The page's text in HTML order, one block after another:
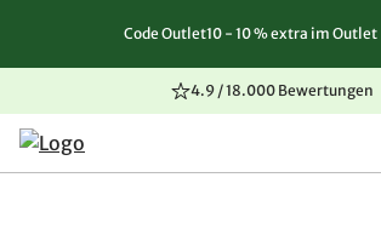
Zum Inhalt springen
Zur Navigation springen
Zum Seitenende springen
Code Outlet10 - 10 % extra im Outlet
4.9 / 18.000 Bewertungen